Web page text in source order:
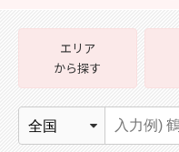
エリア
から探す